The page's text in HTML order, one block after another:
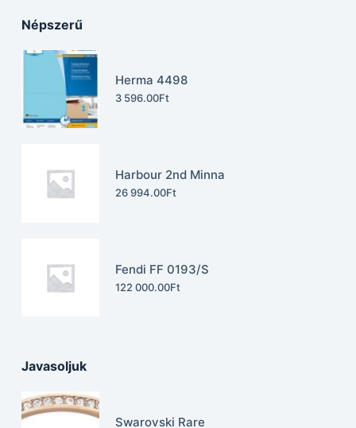
Népszerű
Herma 4498
3 596.00Ft
Harbour 2nd Minna
26 994.00Ft
Fendi FF 0193/S
122 000.00Ft
Javasoljuk
Swarovski Rare